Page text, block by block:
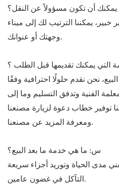
أن تكون مسؤولاً عن النقل؟
يمكننا الترتيب لك إلى ميناء
وجهتك أو عنوانك.
التي يمكنك تقديمها قبل الطلب ؟
نحن نقدم حلولًا احترافية وفقًا
الفنية وتدفق التسليم وما إلى
توفير خطاب دعوة لزيارة مصنعنا
ومعرفة المزيد عن مصنعنا.
س: ما هي خدمة ما بعد البيع؟
مدى الحياة وتوريد أجزاء سريعة
التآكل في غضون عامين.